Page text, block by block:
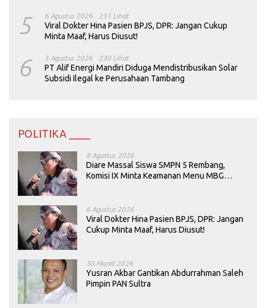
5 6 Agustus 2026 231 Lihat
Viral Dokter Hina Pasien BPJS, DPR: Jangan Cukup
Minta Maaf, Harus Diusut!
6 3 Agustus 2026 230 Lihat
PT Alif Energi Mandiri Diduga Mendistribusikan Solar
Subsidi Ilegal ke Perusahaan Tambang
POLITIKA ____
8 Agustus 2026
Diare Massal Siswa SMPN 5 Rembang,
Komisi IX Minta Keamanan Menu MBG
6 Agustus 2026
Viral Dokter Hina Pasien BPJS, DPR: Jangan
Cukup Minta Maaf, Harus Diusut!
30 Maret 2026
Yusran Akbar Gantikan Abdurrahman Saleh
Pimpin PAN Sultra